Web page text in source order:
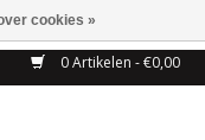
0 Artikelen - €0,00
cookies »
BELGIE VANAF 75€